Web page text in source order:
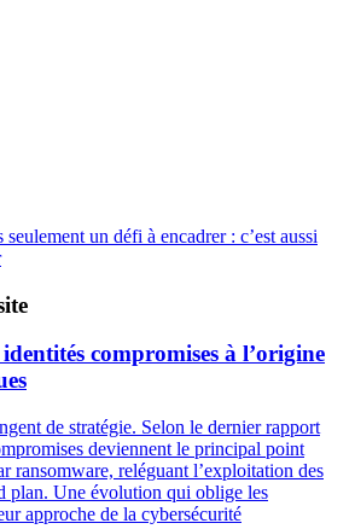
un défi à encadrer : c’est aussi
compromises à l’origine
de stratégie. Selon le dernier rapport
deviennent le principal point
ransomware, reléguant l’exploitation des
plan. Une évolution qui oblige les
approche de la cybersécurité